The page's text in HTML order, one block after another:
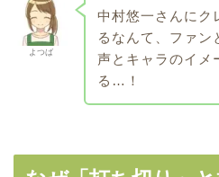
よつば
中村悠一さんにク
るなんて、ファン
声とキャラのイメ
る…！